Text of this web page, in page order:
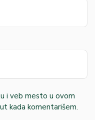
i veb mesto u ovom
kada komentarišem.